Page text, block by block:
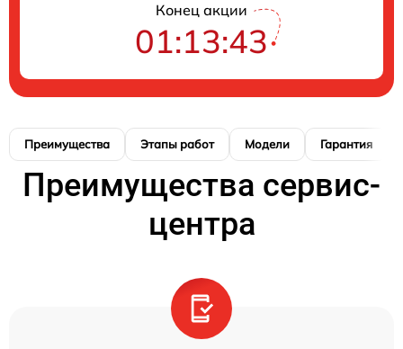
Конец акции
01:13:42
Преимущества Этапы работ Модели Гарантия
Преимущества сервис-
центра